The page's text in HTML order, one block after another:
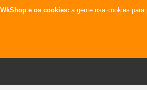
WkShop e os cookies: a gente usa cookies para